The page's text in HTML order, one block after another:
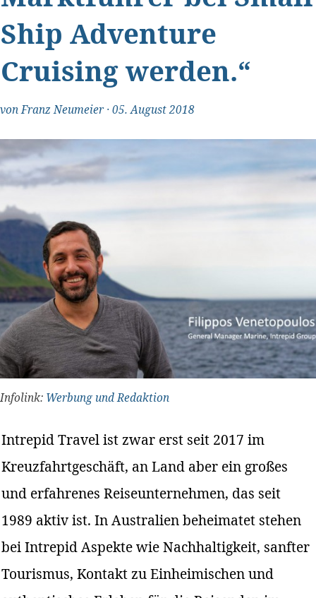
Ship Adventure
Cruising werden.“
vonFranz Neumeier·05. August 2018
Infolink: Werbung und Redaktion
Intrepid Travel ist zwar erst seit 2017 im
Kreuzfahrtgeschäft, an Land aber ein großes
und erfahrenes Reiseunternehmen, das seit
1989 aktiv ist. In Australien beheimatet stehen
bei Intrepid Aspekte wie Nachhaltigkeit, sanfter
Tourismus, Kontakt zu Einheimischen und
"Transparent und ehrlich"